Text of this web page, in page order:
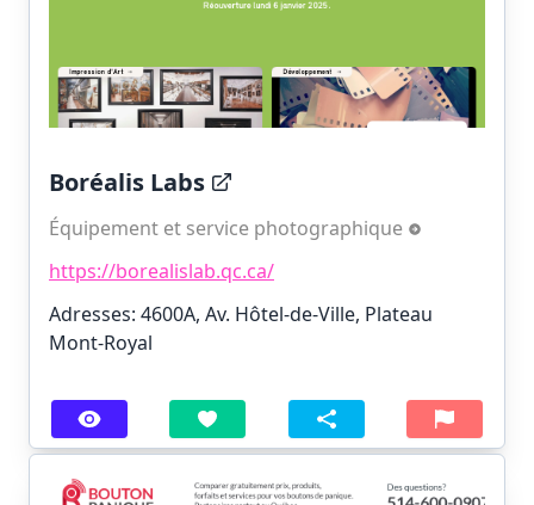
Boréalis Labs
Équipement et service photographique
https://borealislab.qc.ca/
Adresses: 4600A, Av. Hôtel-de-Ville, Plateau
Mont-Royal